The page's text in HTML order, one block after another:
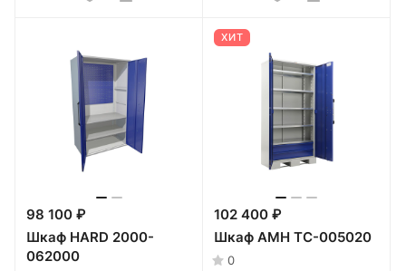
98 100 ₽
Шкаф HARD 2000-
062000
ХИТ
102 400 ₽
Шкаф AMH TC-005020
0